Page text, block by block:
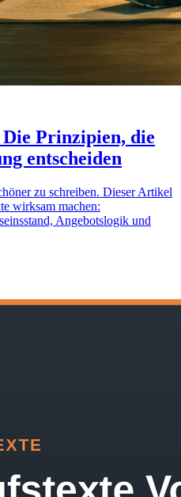
Prinzipien, die
entscheiden
zu schreiben. Dieser Artikel
wirksam machen:
Angebotslogik und